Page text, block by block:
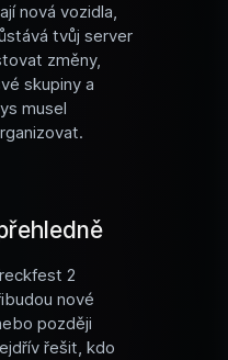
nová vozidla,
tvůj server
změny,
skupiny a
musel
2
nové
později
řešit, kdo